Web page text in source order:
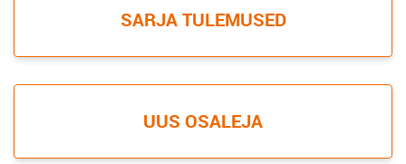
SARJA TULEMUSED
UUS OSALEJA